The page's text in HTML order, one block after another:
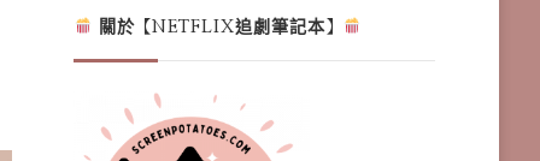
關於【NETFLIX追劇筆記本】